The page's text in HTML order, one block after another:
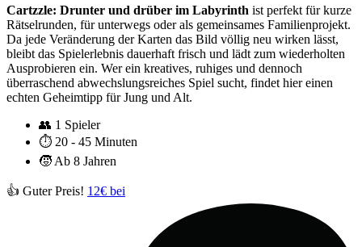
Cartzzle: Drunter und drüber im Labyrinth ist perfekt für kurze
Rätselrunden, für unterwegs oder als gemeinsames Familienprojekt.
Da jede Veränderung der Karten das Bild völlig neu wirken lässt,
bleibt das Spielerlebnis dauerhaft frisch und lädt zum wiederholten
Ausprobieren ein. Wer ein kreatives, ruhiges und dennoch
überraschend abwechslungsreiches Spiel sucht, findet hier einen
echten Geheimtipp für Jung und Alt.
👥 1 Spieler
⏱️ 20 - 45 Minuten
🧒 Ab 8 Jahren
👍 Guter Preis! 12€ bei